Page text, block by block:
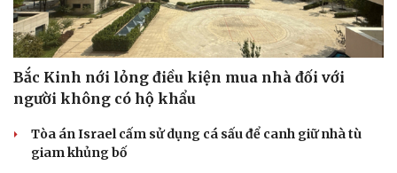
Bắc Kinh nới lỏng điều kiện mua nhà đối với
người không có hộ khẩu
Tòa án Israel cấm sử dụng cá sấu để canh giữ nhà tù
giam khủng bố